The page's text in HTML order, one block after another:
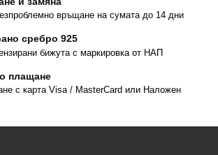
връщане на сумата до 14 дни
сребро 925
бижута с маркировка от НАП
плащане
с карта Visa / MasterCard или Наложен